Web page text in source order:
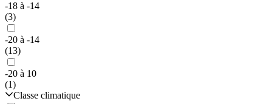
-18 à -14
(3)
-20 à -14
(13)
-20 à 10
(1)
Classe climatique